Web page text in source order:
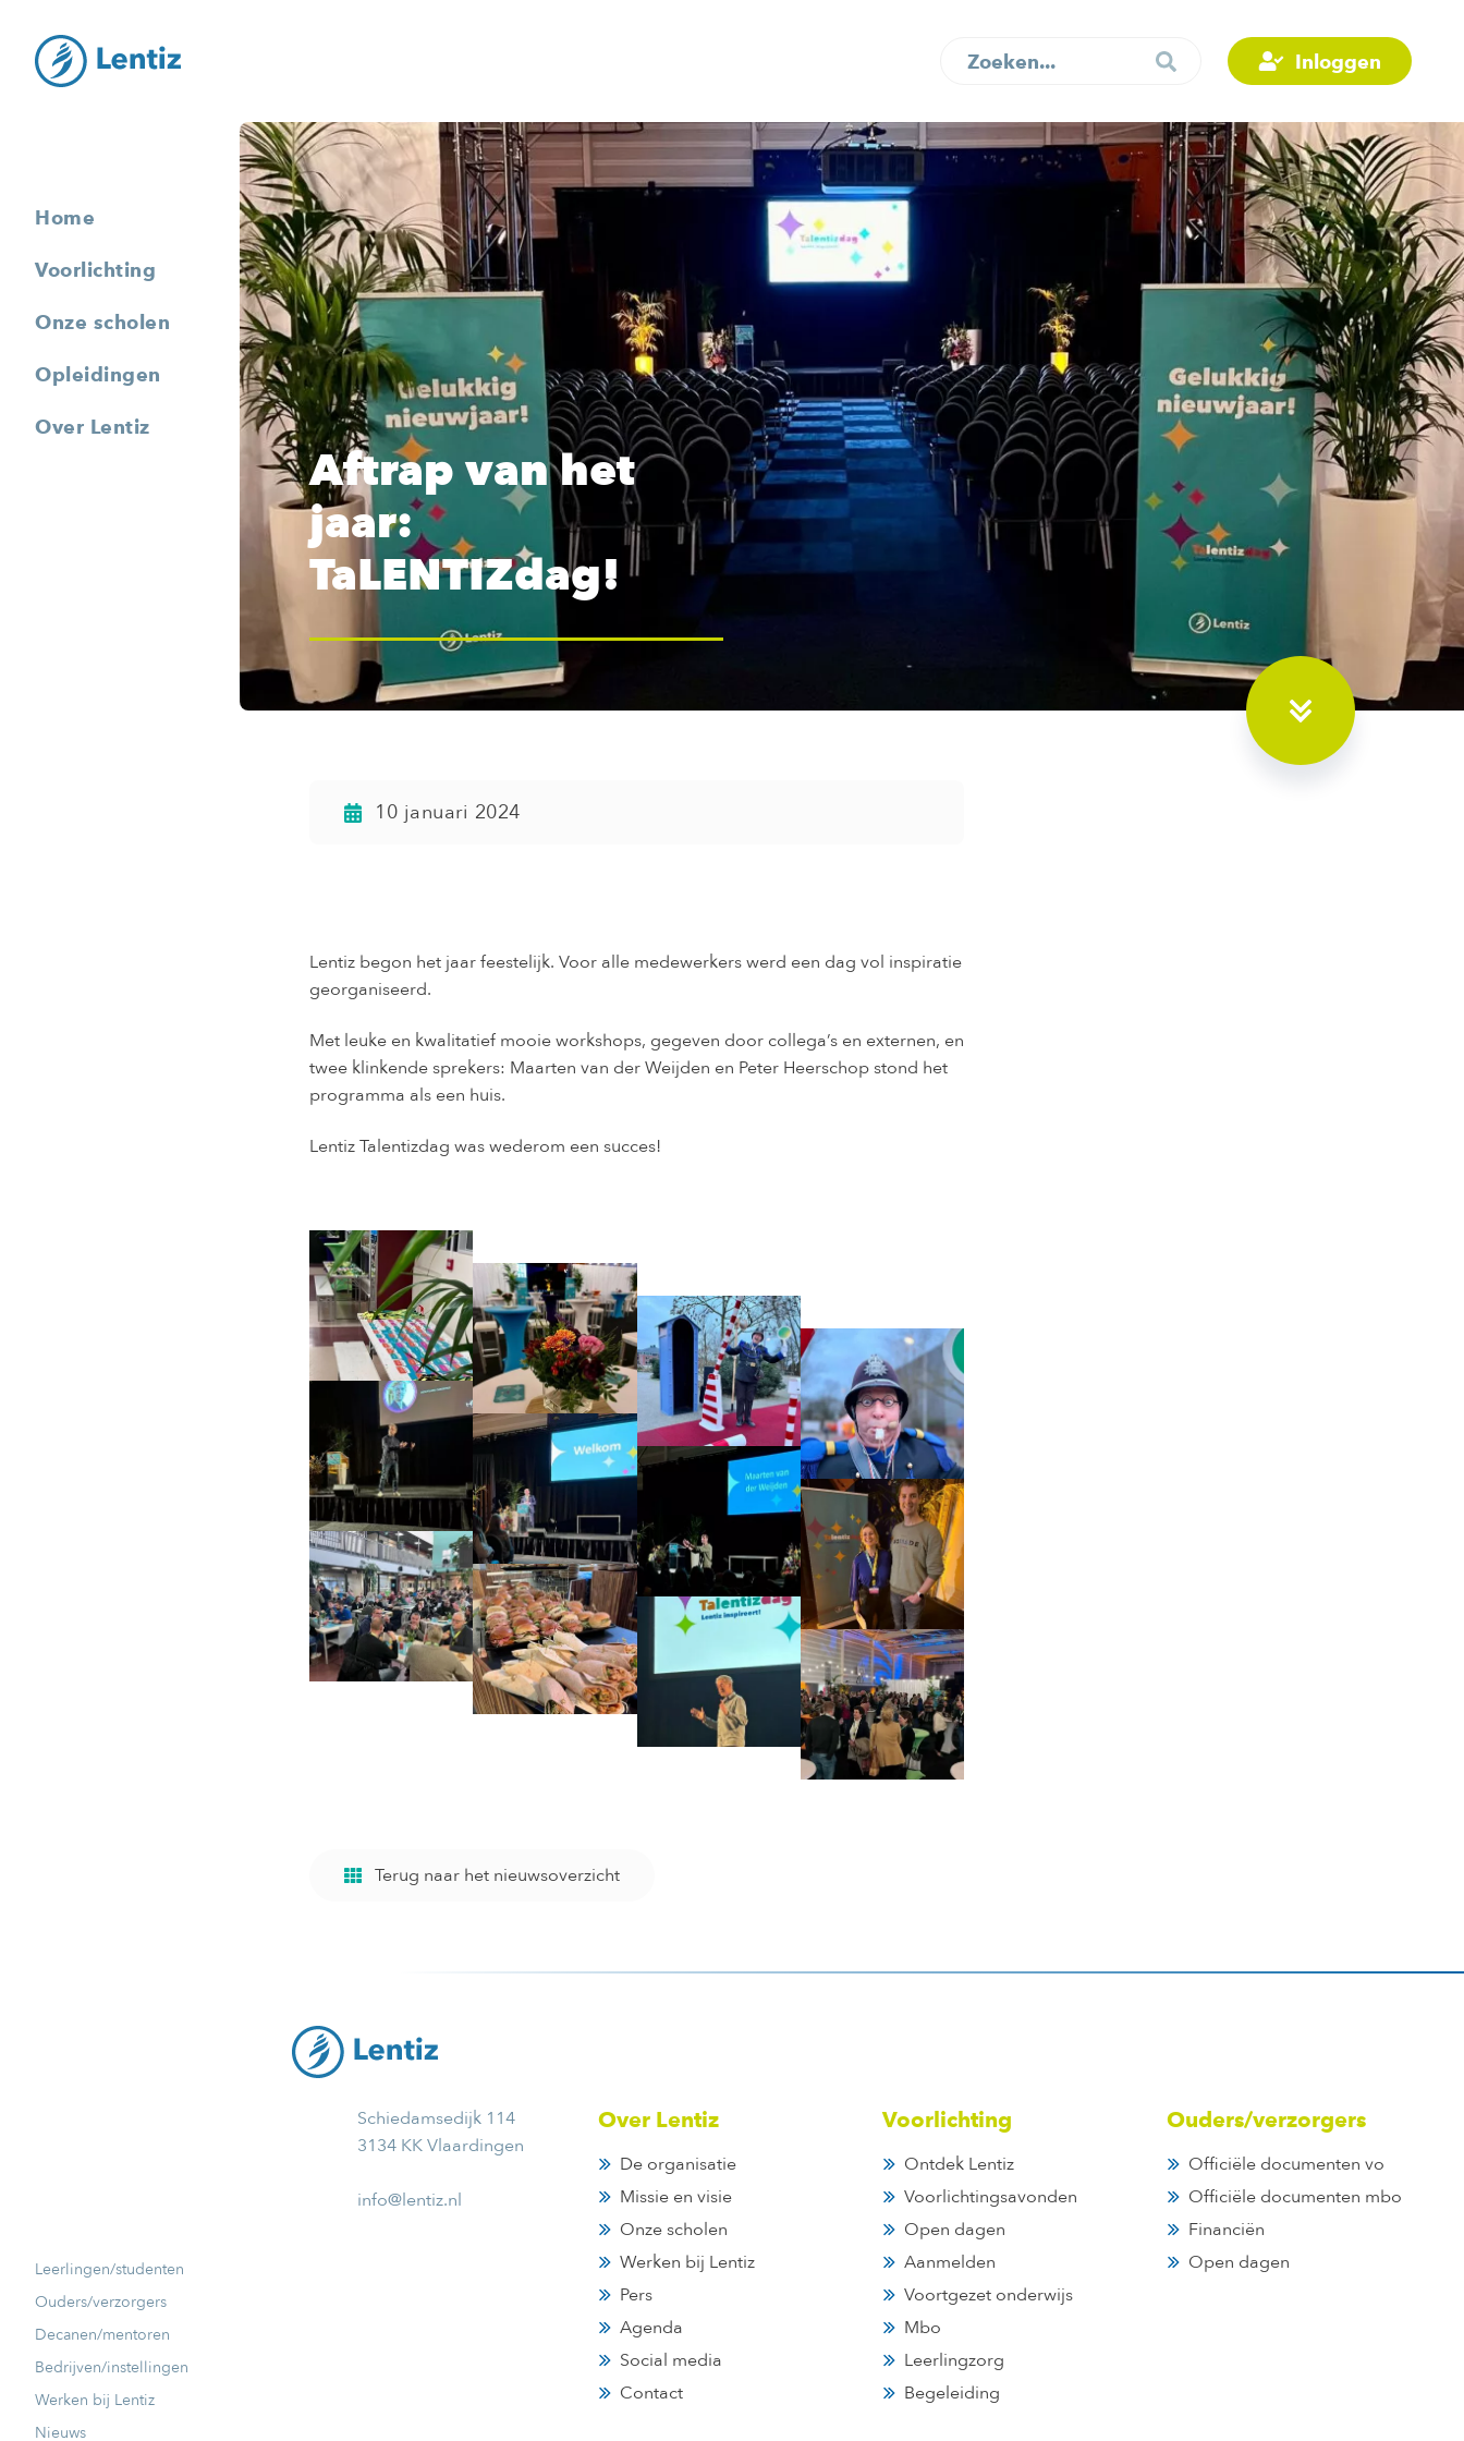
Inloggen
Home
Voorlichting
Onze scholen
Opleidingen
Over Lentiz
Leerlingen/studenten
Ouders/verzorgers
Decanen/mentoren
Bedrijven/instellingen
Werken bij Lentiz
Nieuws
Aftrap van het
jaar:
TaLENTIZdag!
10 januari 2024
Lentiz begon het jaar feestelijk. Voor alle medewerkers werd een dag vol inspiratie
georganiseerd.
Met leuke en kwalitatief mooie workshops, gegeven door collega’s en externen, en
twee klinkende sprekers: Maarten van der Weijden en Peter Heerschop stond het
programma als een huis.
Lentiz Talentizdag was wederom een succes!
Terug naar het nieuwsoverzicht
Schiedamsedijk 114
3134 KK Vlaardingen
info@lentiz.nl
Over Lentiz
De organisatie
Missie en visie
Onze scholen
Werken bij Lentiz
Pers
Agenda
Social media
Contact
Voorlichting
Ontdek Lentiz
Voorlichtingsavonden
Open dagen
Aanmelden
Voortgezet onderwijs
Mbo
Leerlingzorg
Begeleiding
Ouders/verzorgers
Officiële documenten vo
Officiële documenten mbo
Financiën
Open dagen